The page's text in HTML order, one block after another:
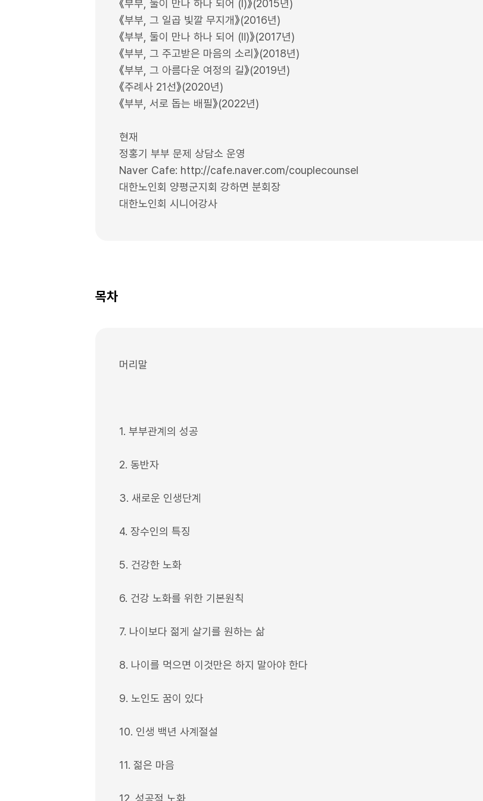
《부부, 둘이 만나 하나 되어 (Ⅰ)》(2015년)
《부부, 그 일곱 빛깔 무지개》(2016년)
《부부, 둘이 만나 하나 되어 (Ⅱ)》(2017년)
《부부, 그 주고받은 마음의 소리》(2018년)
《부부, 그 아름다운 여정의 길》(2019년)
《주례사 21선》(2020년)
《부부, 서로 돕는 배필》(2022년)
현재
정홍기 부부 문제 상담소 운영
Naver Cafe: http://cafe.naver.com/couplecounsel
대한노인회 양평군지회 강하면 분회장
대한노인회 시니어강사
목차
머리말
1. 부부관계의 성공
2. 동반자
3. 새로운 인생단계
4. 장수인의 특징
5. 건강한 노화
6. 건강 노화를 위한 기본원칙
7. 나이보다 젊게 살기를 원하는 삶
8. 나이를 먹으면 이것만은 하지 말아야 한다
9. 노인도 꿈이 있다
10. 인생 백년 사계절설
11. 젊은 마음
12. 성공적 노화